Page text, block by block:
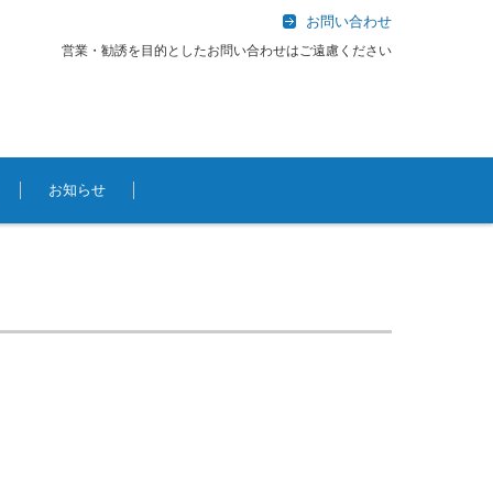
お問い合わせ
営業・勧誘を目的としたお問い合わせはご遠慮ください
お知らせ